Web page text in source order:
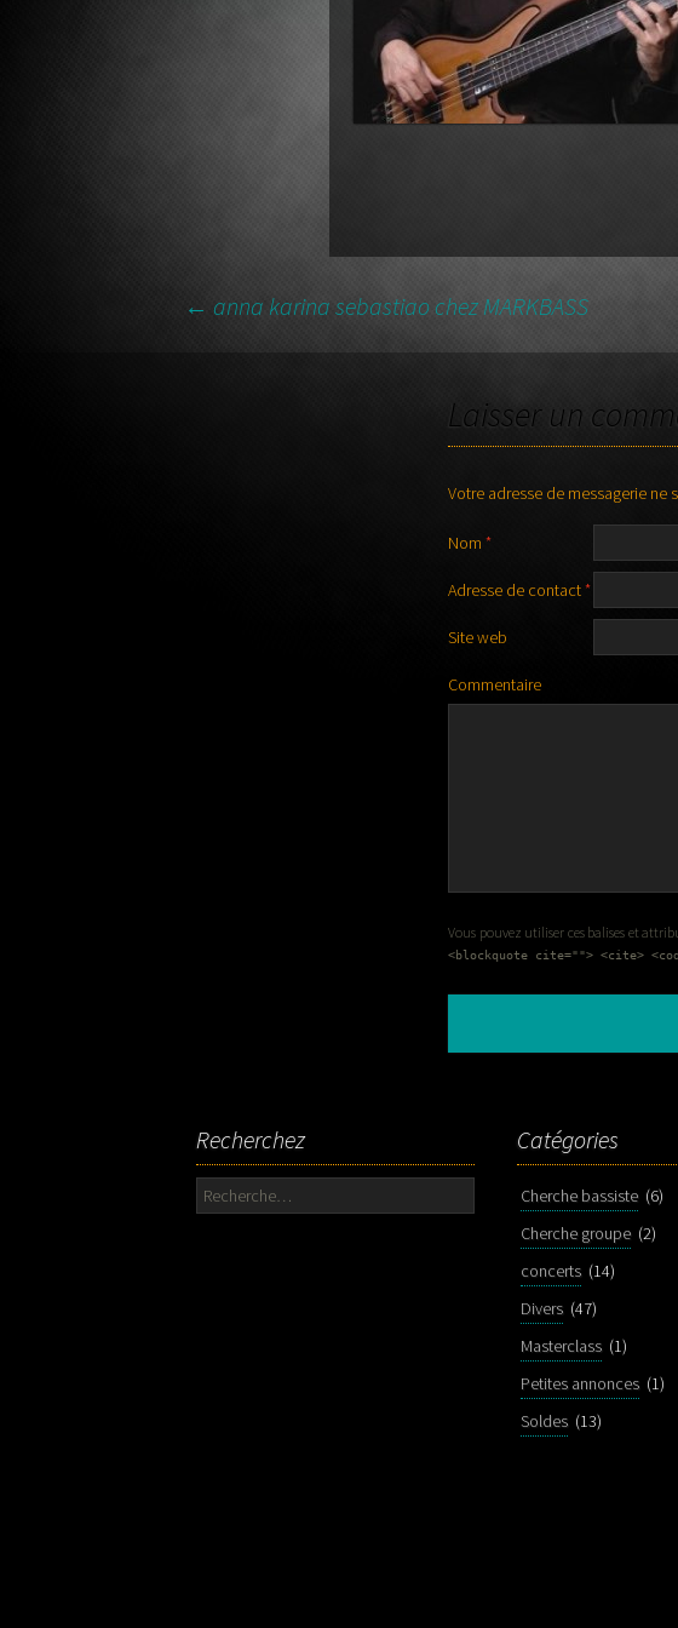
guitare
NAVIGATION DES
← anna karina sebastiao chez MARKBASS
Laisser un
Votre adresse de messagerie ne
Nom *
Adresse de contact*
Site web
Commentaire
Vous pouvez utiliser ces balises et
<blockquote cite=""> <cite>
Recherchez
Rechercher :
Catégories
Cherche bassiste (6)
Cherche groupe (2)
concerts (14)
Divers (47)
Masterclass (1)
Petites annonces (1)
Soldes (13)